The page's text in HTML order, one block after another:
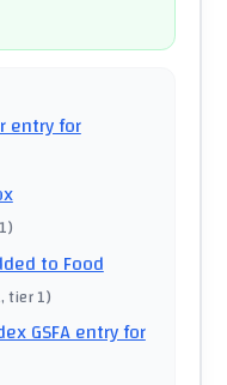
entry for
)
to Food
, tier 1)
GSFA entry for